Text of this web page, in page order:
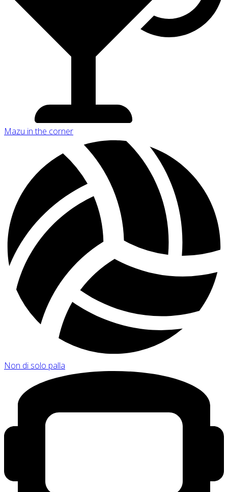
Mazu in the corner
Non di solo palla